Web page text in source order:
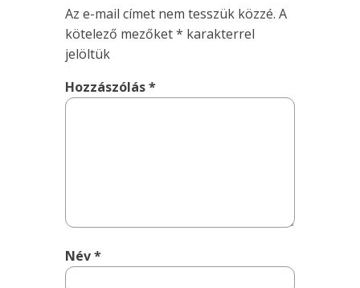
Az e-mail címet nem tesszük közzé. A
kötelező mezőket* karakterrel
jelöltük
Hozzászólás*
Név*